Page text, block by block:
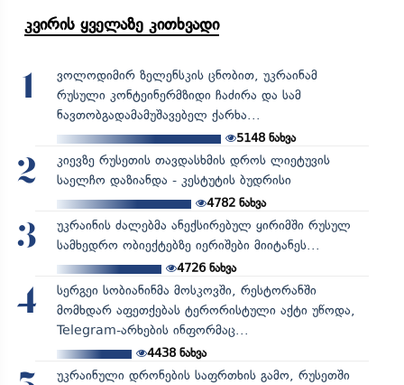
კვირის ყველაზე კითხვადი
1
ვოლოდიმირ ზელენსკის ცნობით, უკრაინამ
რუსული კონტეინერმზიდი ჩაძირა და სამ
ნავთობგადამამუშავებელ ქარხა...
5148 ნახვა
2
კიევზე რუსეთის თავდასხმის დროს ლიეტუვის
საელჩო დაზიანდა - კესტუტის ბუდრისი
4782ნახვა
3
უკრაინის ძალებმა ანექსირებულ ყირიმში რუსულ
სამხედრო ობიექტებზე იერიშები მიიტანეს...
4726ნახვა
4
სერგეი სობიანინმა მოსკოვში, რესტორანში
მომხდარ აფეთქებას ტერორისტული აქტი უწოდა,
Telegram-არხების ინფორმაც...
4438ნახვა
უკრაინული დრონების საფრთხის გამო, რუსეთში